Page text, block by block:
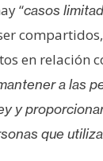
“casos
en relación
a las
y
que